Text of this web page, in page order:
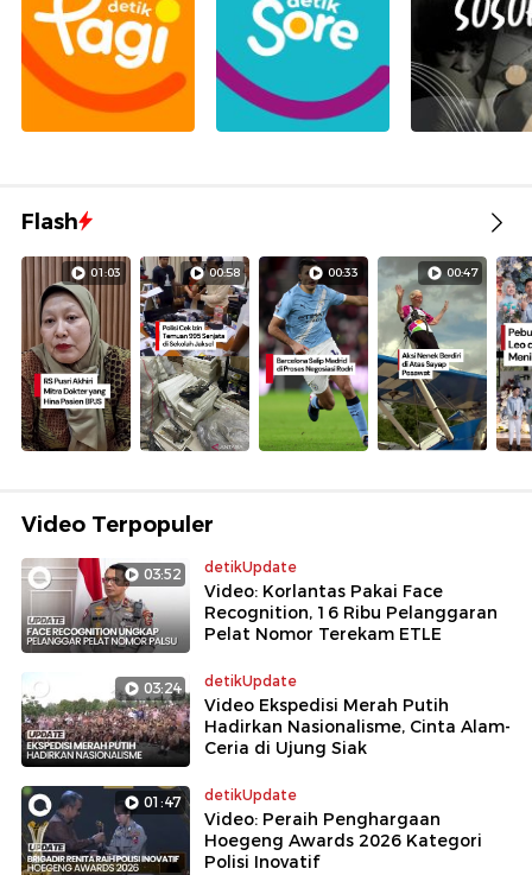
Flash
01:03 00:58 00:33 00:47
Video Terpopuler
03:52 detikUpdate
Video: Korlantas Pakai Face
Recognition, 16 Ribu Pelanggaran
Pelat Nomor Terekam ETLE
03:24 detikUpdate
Video Ekspedisi Merah Putih
Hadirkan Nasionalisme, Cinta Alam-
Ceria di Ujung Siak
01:47 detikUpdate
Video: Peraih Penghargaan
Hoegeng Awards 2026 Kategori
Polisi Inovatif